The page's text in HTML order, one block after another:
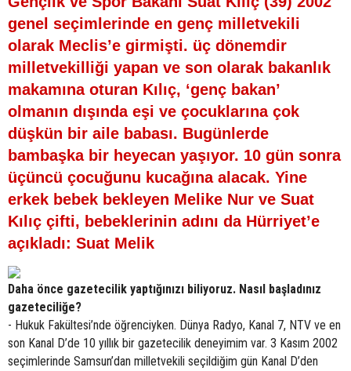
genel seçimlerinde en genç milletvekili
olarak Meclis’e girmişti. üç dönemdir
milletvekilliği yapan ve son olarak bakanlık
makamına oturan Kılıç, ‘genç bakan’
olmanın dışında eşi ve çocuklarına çok
düşkün bir aile babası. Bugünlerde
bambaşka bir heyecan yaşıyor. 10 gün sonra
üçüncü çocuğunu kucağına alacak. Yine
erkek bebek bekleyen Melike Nur ve Suat
Kılıç çifti, bebeklerinin adını da Hürriyet’e
açıkladı: Suat Melik
Daha önce gazetecilik yaptığınızı biliyoruz. Nasıl başladınız
gazeteciliğe?
- Hukuk Fakültesi’nde öğrenciyken. Dünya Radyo, Kanal 7, NTV ve en
son Kanal D’de 10 yıllık bir gazetecilik deneyimim var. 3 Kasım 2002
seçimlerinde Samsun’dan milletvekili seçildiğim gün Kanal D’den